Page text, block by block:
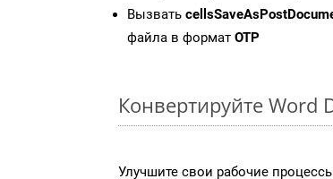
Вызвать
файла в формат OTP
Конвертируйте
Улучшите свои рабочие